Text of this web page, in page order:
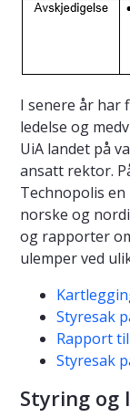
I senere år har
ledelse og
UiA landet på
ansatt rektor.
Technopolis
norske og
og rapporter
ulemper ved
Styresak
Rapport
Styresak
Styring og